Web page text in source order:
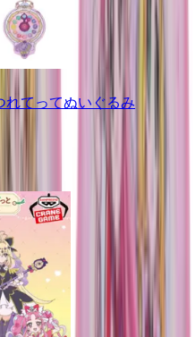
れてってぬいぐるみ